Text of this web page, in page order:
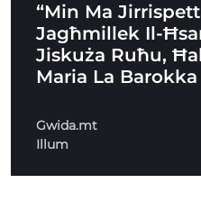
“Min Ma
Jagħmillek Il-
Jiskuża Ruħu,
Maria La Barokka
Gwida.mt
Illum